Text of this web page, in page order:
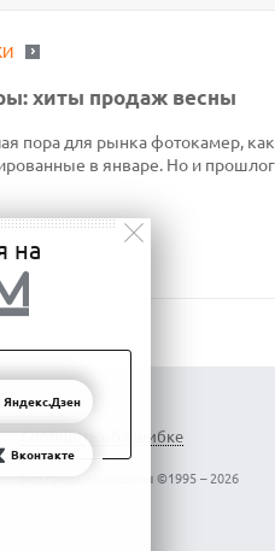
хиты продаж весны
пора для рынка фотокамер,
в январе. Но и
Сообщить об ошибке
Все права защищены ©1995 – 2026
на
Яндекс.Дзен
Вконтакте